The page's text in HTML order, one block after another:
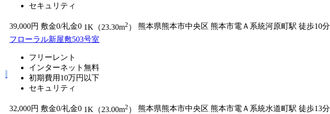
セキュリティ
39,000円 敷金0/礼金0 1K（23.30m2 ） 熊本県熊本市中央区 熊本市電Ａ系統河原町駅 徒歩10分
フローラル新屋敷503号室
フリーレント
インターネット無料
初期費用10万円以下
セキュリティ
32,000円 敷金0/礼金0 1K（23.00m2 ） 熊本県熊本市中央区 熊本市電Ａ系統水道町駅 徒歩13分